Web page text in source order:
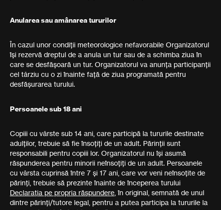
Anularea sau amânarea tururilor
În cazul unor condiții meteorologice nefavorabile Organizatorul
își rezervă dreptul de a anula un tur sau de a schimba ziua în
care se desfășoară un tur. Organizatorul va anunța participanții
cel târziu cu o zi înainte față de ziua programată pentru
desfășurarea turului.
Persoanele sub 18 ani
Copiii cu vârste sub 14 ani, care participă la tururile destinate
adulților, trebuie să fie însoțiți de un adult. Părinții sunt
responsabili pentru copiii lor. Organizatorul nu își asumă
răspunderea pentru minorii neînsoțiți de un adult. Persoanele
cu vârsta cuprinsă între 7 și 17 ani, care vor veni neînsoțite de
părinți, trebuie să prezinte înainte de începerea turului
Declarația pe propria răspundere , în original, semnată de unul
dintre părinți/tutore legal, pentru a putea participa la tururile la